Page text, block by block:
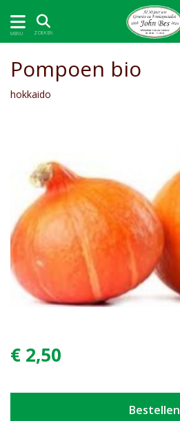
MENU ZOEKEN
Pompoen bio
hokkaido
€ 2,50
Bestellen